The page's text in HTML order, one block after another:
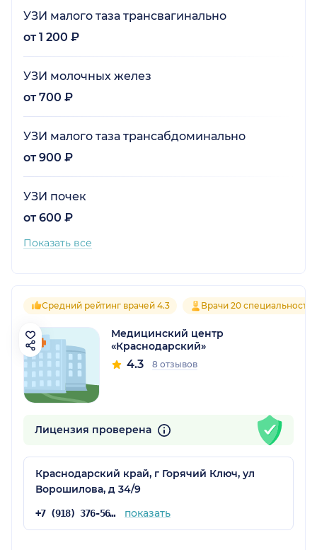
УЗИ малого таза трансвагинально
от 1 200 ₽
УЗИ молочных желез
от 700 ₽
УЗИ малого таза трансабдоминально
от 900 ₽
УЗИ почек
от 600 ₽
Показать все
Средний рейтинг врачей 4.3 Врачи 20
Медицинский центр
«Краснодарский»
4.3 8 отзывов
Лицензия проверена
Краснодарский край, г Горячий Ключ, ул
Ворошилова, д 34/9
+7 (918) 376-56-16 показать